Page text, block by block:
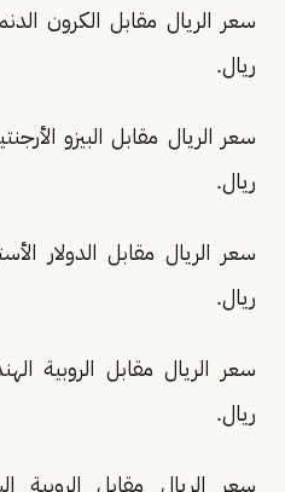
ريال.
ريال.
ريال.
ريال.
سعر الريال مقابل الروبية